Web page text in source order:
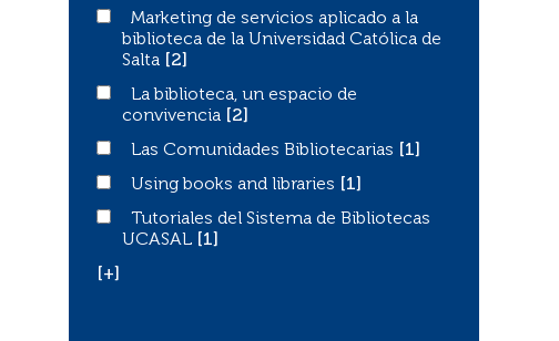
Marketing de servicios aplicado a la biblioteca de la
Marketing de servicios aplicado a la
biblioteca de la Universidad Católica de
Salta
[2]
La biblioteca, un espacio de convivencia
La biblioteca, un espacio de
convivencia
[2]
Las Comunidades Bibliotecarias
Las Comunidades Bibliotecarias
[1]
Using books and libraries
Using books and libraries
[1]
Tutoriales del Sistema de Bibliotecas UCASAL
Tutoriales del Sistema de Bibliotecas
UCASAL
[1]
[+]